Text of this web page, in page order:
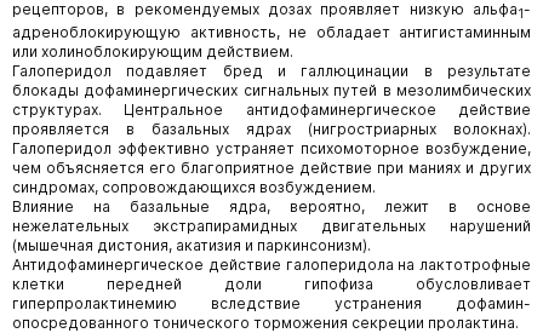
рецепторов, в рекомендуемых дозах проявляет низкую альфа1-
адреноблокирующую активность, не обладает антигистаминным
или холиноблокирующим действием.
Галоперидол подавляет бред и галлюцинации в результате
блокады дофаминергических сигнальных путей в мезолимбических
структурах. Центральное антидофаминергическое действие
проявляется в базальных ядрах (нигростриарных волокнах).
Галоперидол эффективно устраняет психомоторное возбуждение,
чем объясняется его благоприятное действие при маниях и других
синдромах, сопровождающихся возбуждением.
Влияние на базальные ядра, вероятно, лежит в основе
нежелательных экстрапирамидных двигательных нарушений
(мышечная дистония, акатизия и паркинсонизм).
Антидофаминергическое действие галоперидола на лактотрофные
клетки передней доли гипофиза обусловливает
гиперпролактинемию вследствие устранения дофамин-
опосредованного тонического торможения секреции пролактина.